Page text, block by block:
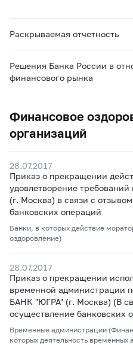
Раскрываемая отчетность
Решения Банка России в
финансового рынка
Финансовое
организаций
28.07.2017
Приказ о прекращении
удовлетворение
(г. Москва) в связи с
банковских операций
Банки, в которых действие
оздоровление)
28.07.2017
Приказ о прекращении
временной администрации
БАНК "ЮГРА" (г. Москва) (В
осуществление банковских
Временные администрации
которых деятельность